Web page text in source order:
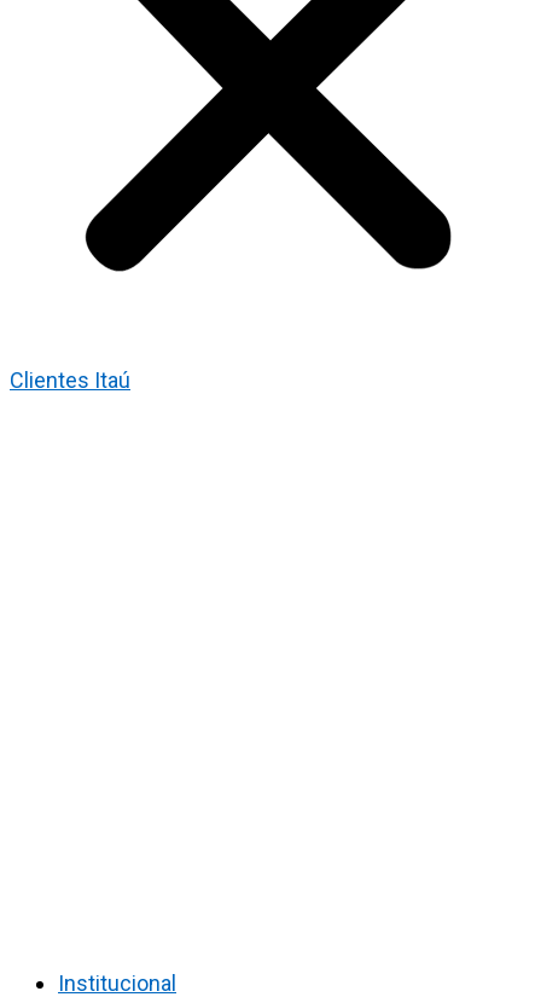
Clientes Itaú
Institucional